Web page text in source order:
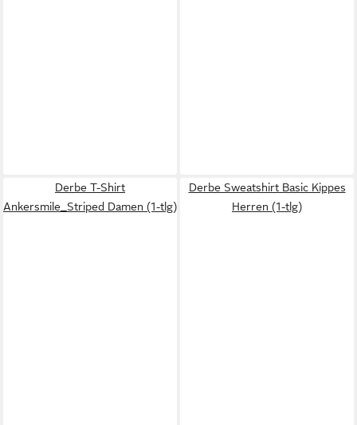
Derbe T-Shirt
Ankersmile_Striped Damen (1-tlg)
Derbe Sweatshirt Basic Kippes
Herren (1-tlg)